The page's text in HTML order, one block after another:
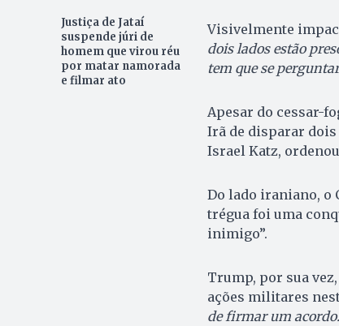
Justiça de Jataí
suspende júri de
homem que virou réu
por matar namorada
e filmar ato
Visivelmente
dois lados estão
tem que se
Apesar do cessar-
Irã de disparar
Israel Katz,
Do lado iraniano, o
trégua foi uma
inimigo”.
Trump, por sua
ações militares
de firmar um